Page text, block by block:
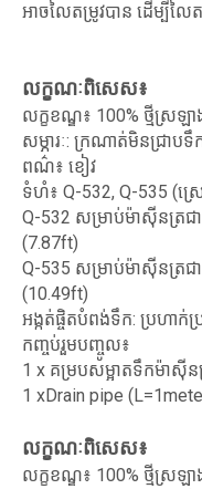
អាចលៃតម្រូវបាន ដើម្បីល
លក្ខណៈ​ពិសេស៖
លក្ខខណ្ឌ៖ 100% ថ្មីស្រឡា
សម្ភារៈ: ក្រណាត់មិនជ្រាបទឹ
ពណ៌៖ ខៀវ
ទំហំ៖ Q-532, Q-535 (ស្រ
Q-532 សម្រាប់ម៉ាស៊ីនត្រជា
(7.87ft)
Q-535 សម្រាប់ម៉ាស៊ីនត្រជា
(10.49ft)
អង្កត់ផ្ចិតបំពង់ទឹក: ប្រហា
កញ្ចប់រួមបញ្ចូល៖
1 x គម្របសម្អាតទឹកម៉ាស៊ីន
1 xDrain pipe
លក្ខណៈ​ពិសេស៖
លក្ខខណ្ឌ៖ 100% ថ្មីស្រឡា